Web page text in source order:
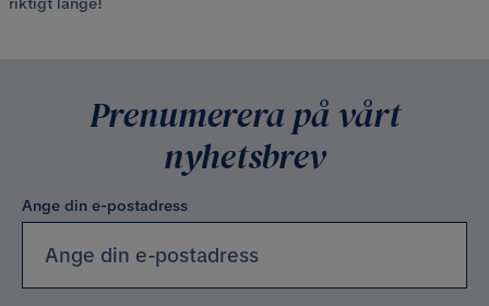
Prenumerera på vårt
nyhetsbrev
Ange din e-postadress